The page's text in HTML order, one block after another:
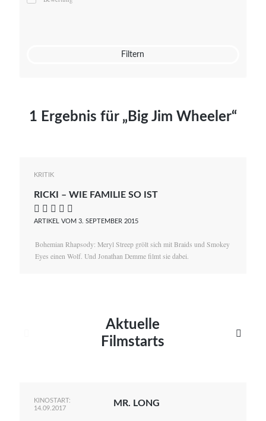
Mato von Vogelstein
Filtern
1 Ergebnis für „Big Jim Wheeler“
KRITIK
RICKI – WIE FAMILIE SO IST
    
ARTIKEL VOM 3. SEPTEMBER 2015
Bohemian Rhapsody: Meryl Streep grölt sich mit Braids und Smokey
Eyes einen Wolf. Und Jonathan Demme filmt sie dabei.
Aktuelle
Filmstarts

KINOSTART:
14.09.2017
MR. LONG